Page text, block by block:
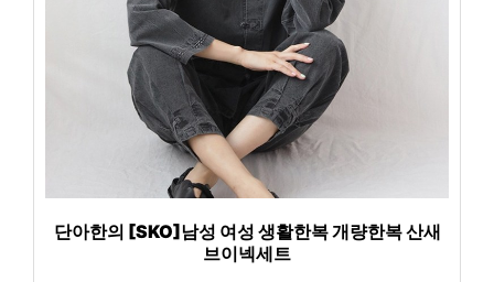
단아한의 [SKO]남성 여성 생활한복 개량한복 산새
브이넥세트